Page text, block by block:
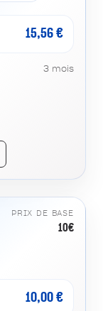
15,56 €
3 mois
PRIX DE BASE
10€
10,00 €